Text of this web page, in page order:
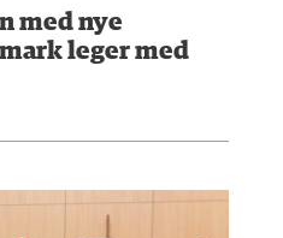
med nye
leger med